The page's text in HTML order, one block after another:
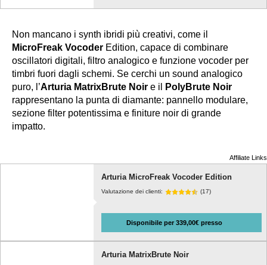
Non mancano i synth ibridi più creativi, come il
MicroFreak Vocoder Edition, capace di combinare
oscillatori digitali, filtro analogico e funzione vocoder per
timbri fuori dagli schemi. Se cerchi un sound analogico
puro, l’Arturia MatrixBrute Noir e il
PolyBrute Noir
rappresentano la punta di diamante: pannello modulare,
sezione filter potentissima e finiture noir di grande
impatto.
Affiliate Links
Arturia MicroFreak Vocoder Edition
Valutazione dei clienti: (17)
Disponibile per 339,00€ presso
Arturia MatrixBrute Noir